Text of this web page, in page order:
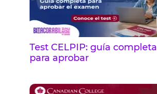
Test CELPIP: guía completa
para aprobar